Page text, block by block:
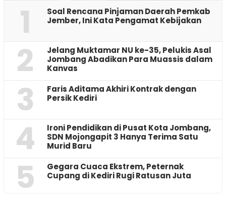
1
‎Soal Rencana Pinjaman Daerah Pemkab
Jember, Ini Kata Pengamat Kebijakan ‎
2
Jelang Muktamar NU ke-35, Pelukis Asal
Jombang Abadikan Para Muassis dalam
Kanvas
3
Faris Aditama Akhiri Kontrak dengan
Persik Kediri
4
Ironi Pendidikan di Pusat Kota Jombang,
SDN Mojongapit 3 Hanya Terima Satu
Murid Baru
5
‎Gegara Cuaca Ekstrem, Peternak
Cupang di Kediri Rugi Ratusan Juta